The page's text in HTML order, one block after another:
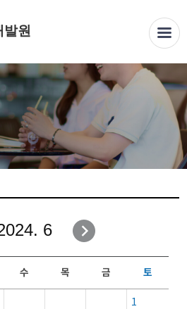
원
6
수 목 금 토
1